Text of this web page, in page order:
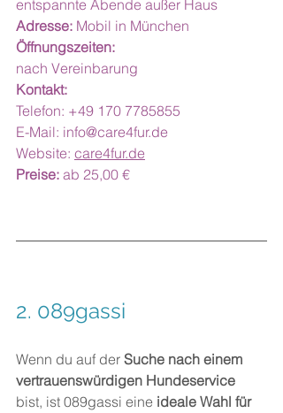
entspannte Abende außer Haus
Adresse: Mobil in München
Öffnungszeiten:
nach Vereinbarung
Kontakt:
Telefon: +49 170 7785855
E-Mail: info@care4fur.de
Website: care4fur.de
Preise: ab 25,00 €
2. 089gassi
Wenn du auf der Suche nach einem
vertrauenswürdigen Hundeservice
bist, ist 089gassi eine ideale Wahl für